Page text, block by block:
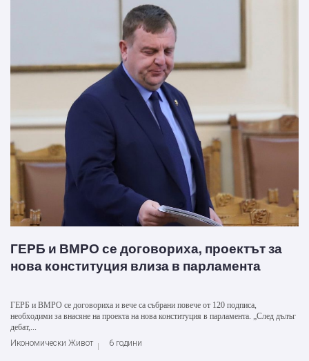
ГЕРБ и ВМРО се договориха, проектът за
нова конституция влиза в парламента
ГЕРБ и ВМРО се договориха и вече са събрани повече от 120 подписа,
необходими за внасяне на проекта на нова конституция в парламента. „След дълъг
дебат,...
Икономически Живот
6 години